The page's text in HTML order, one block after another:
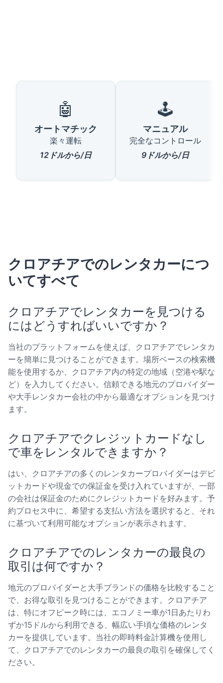
🤖
オートマチック
楽々運転
12ドルから/日
🕹️
マニュアル
完全なコントロール
9ドルから/日
クロアチアでのレンタカーにつ
いてすべて
クロアチアでレンタカーを見つける
にはどうすればいいですか？
当社のプラットフォームを使えば、クロアチアでレンタカ
ーを簡単に見つけることができます。場所ベースの検索機
能を使用するか、クロアチア内の特定の地域（空港や駅な
ど）を入力してください。信頼できる地元のプロバイダー
や大手レンタカー会社の中から最適なオプションを見つけ
ます。
クロアチアでクレジットカードなし
で車をレンタルできますか？
はい、クロアチアの多くのレンタカープロバイダーはデビ
ットカードや現金での保証金を受け入れていますが、一部
の会社は保証金のためにクレジットカードを好みます。予
約プロセス中に、希望する支払い方法を選択すると、それ
に基づいて利用可能なオプションが表示されます。
クロアチアでのレンタカーの最良の
取引は何ですか？
地元のプロバイダーと大手ブランドの価格を比較すること
で、お得な取引を見つけることができます。クロアチア
は、特にオフピーク時には、エコノミー車が1日あたりわ
ずか15ドルから利用できる、幅広い手頃な価格のレンタ
カーを提供しています。当社の即時料金計算機を使用し
て、クロアチアでのレンタカーの最良の取引を確保してく
ださい。